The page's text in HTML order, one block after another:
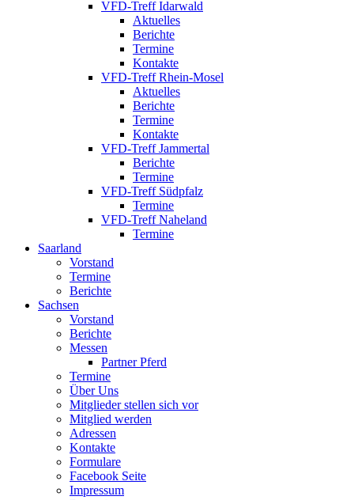
VFD-Treff Idarwald
Aktuelles
Berichte
Termine
Kontakte
VFD-Treff Rhein-Mosel
Aktuelles
Berichte
Termine
Kontakte
VFD-Treff Jammertal
Berichte
Termine
VFD-Treff Südpfalz
Termine
VFD-Treff Naheland
Termine
Saarland
Vorstand
Termine
Berichte
Sachsen
Vorstand
Berichte
Messen
Partner Pferd
Termine
Über Uns
Mitglieder stellen sich vor
Mitglied werden
Adressen
Kontakte
Formulare
Facebook Seite
Impressum